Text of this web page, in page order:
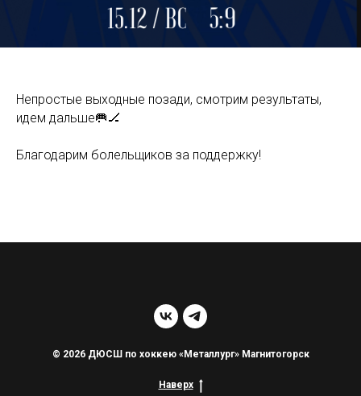
Непростые выходные позади, смотрим результаты,
идем дальше🥅🏒
Благодарим болельщиков за поддержку!
© 2026 ДЮСШ по хоккею «Металлург» Магнитогорск
Наверх